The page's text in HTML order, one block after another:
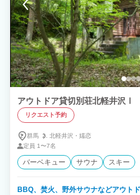
アウトドア貸切別荘北軽井沢Ⅰ
リクエスト予約
群馬 北軽井沢・ 嬬恋
定員 1〜7名
バーベキュー サウナ スキー
BBQ、焚火、野外サウナなどアウト